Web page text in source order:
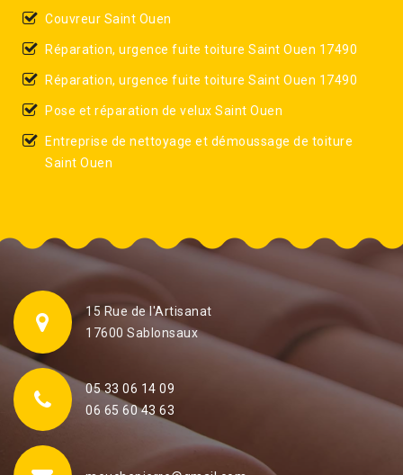
Couvreur Saint Ouen
Réparation, urgence fuite toiture Saint Ouen 17490
Réparation, urgence fuite toiture Saint Ouen 17490
Pose et réparation de velux Saint Ouen
Entreprise de nettoyage et démoussage de toiture
Saint Ouen
15 Rue de l'Artisanat
17600 Sablonsaux
05 33 06 14 09
06 65 60 43 63